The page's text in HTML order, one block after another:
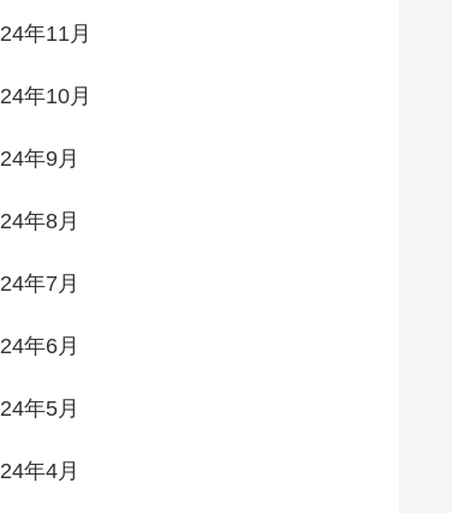
年11月
年10月
年9月
年8月
年7月
年6月
年5月
年4月